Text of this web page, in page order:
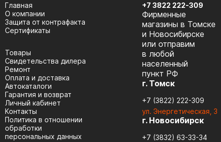
Главная
О компании
Защита от контрафакта
Сертификаты
Товары
Cвидетельства дилера
Ремонт
Оплата и доставка
Автокаталоги
Гарантия и возврат
Личный кабинет
Контакты
Политика в отношении
обработки
персональных данных
+7 3822 222-309
Фирменные
магазины в Томске
и Новосибирске
или отправим
в любой
населенный
пункт РФ
г. Томск
+7 (3822) 222-309
ул. Энергетическая, 3
г. Новосибирск
+7 (3832) 63-33-34